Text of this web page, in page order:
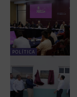
POLÍTICA